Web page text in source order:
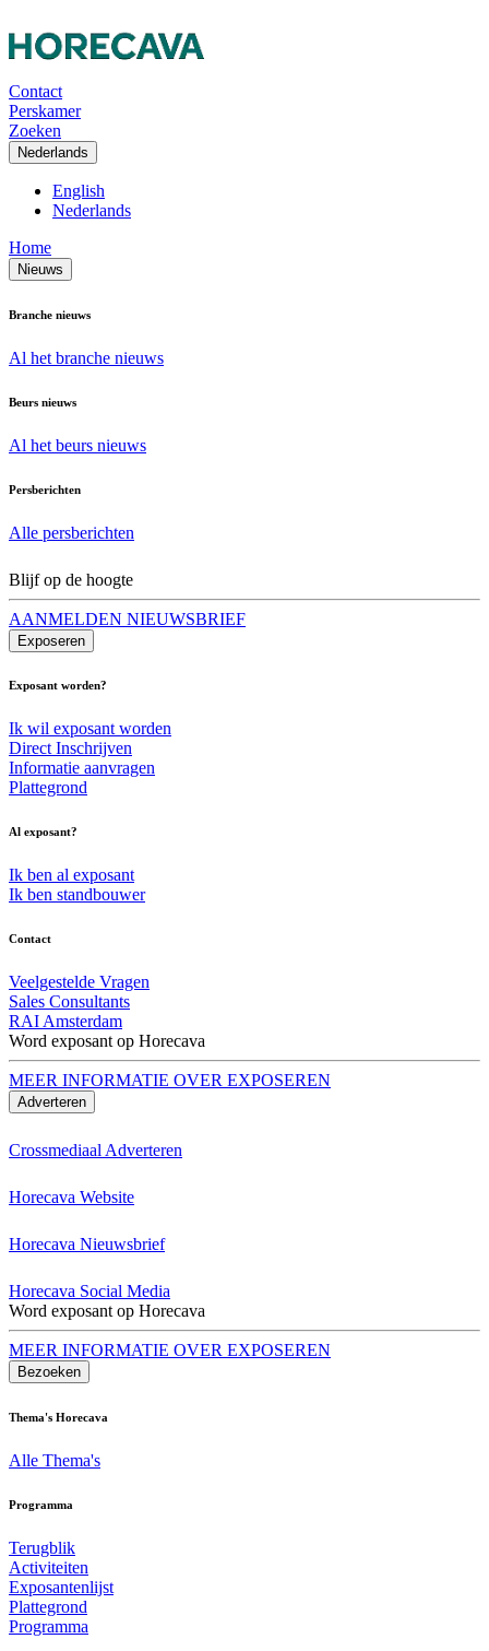
Contact
Perskamer
Zoeken
Nederlands
English
Nederlands
Home
Nieuws
Branche nieuws
Al het branche nieuws
Beurs nieuws
Al het beurs nieuws
Persberichten
Alle persberichten
Blijf op de hoogte
AANMELDEN NIEUWSBRIEF
Exposeren
Exposant worden?
Ik wil exposant worden
Direct Inschrijven
Informatie aanvragen
Plattegrond
Al exposant?
Ik ben al exposant
Ik ben standbouwer
Contact
Veelgestelde Vragen
Sales Consultants
RAI Amsterdam
Word exposant op Horecava
MEER INFORMATIE OVER EXPOSEREN
Adverteren
Crossmediaal Adverteren
Horecava Website
Horecava Nieuwsbrief
Horecava Social Media
Word exposant op Horecava
MEER INFORMATIE OVER EXPOSEREN
Bezoeken
Thema's Horecava
Alle Thema's
Programma
Terugblik
Activiteiten
Exposantenlijst
Plattegrond
Programma